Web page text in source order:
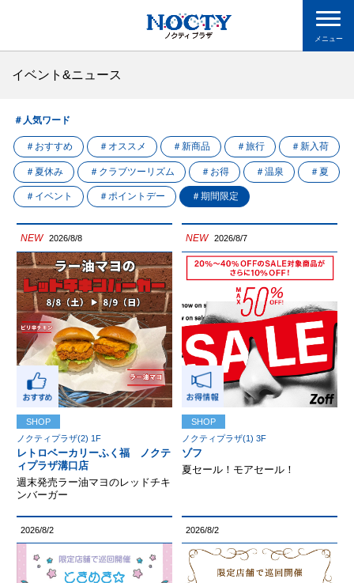
メニュー
イベント&ニュース
＃人気ワード
＃おすすめ ＃オススメ ＃新商品 ＃旅行 ＃新入荷
＃夏休み ＃クラブツーリズム ＃お得 ＃温泉 ＃夏
＃イベント ＃ポイントデー ＃期間限定
NEW 2026/8/8
SHOP
ノクティプラザ(2) 1F
レトロベーカリーふく福 ノクテ
ィプラザ溝口店
週末発売ラー油マヨのレッドチキ
ンバーガー
NEW 2026/8/7
SHOP
ノクティプラザ(1) 3F
ゾフ
夏セール！モアセール！
2026/8/2 2026/8/2